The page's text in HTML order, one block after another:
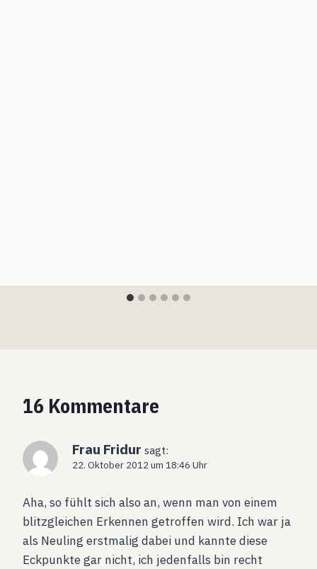
16 Kommentare
Frau Fridur sagt:
22. Oktober 2012 um 18:46 Uhr
Aha, so fühlt sich also an, wenn man von einem
blitzgleichen Erkennen getroffen wird. Ich war ja
als Neuling erstmalig dabei und kannte diese
Eckpunkte gar nicht, ich jedenfalls bin recht